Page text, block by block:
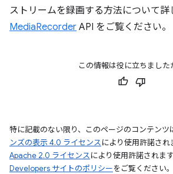
ストリームを録画する方法について詳
MediaRecorder API をご覧ください。
この情報は役に立ちました
特に記載のない限り、このページのコンテンツ
ンズの表示 4.0 ライセンスにより使用許諾さ
Apache 2.0 ライセンスにより使用許諾されま
Developers サイトのポリシーをご覧ください